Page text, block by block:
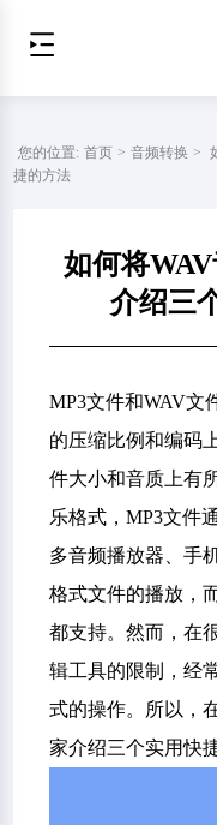
您的位置: 首页 > 音频转换 >
捷的方法
如何将
介绍三
MP3文件和WAV文
的压缩比例和编码
件大小和音质上有
乐格式，MP3文件
多音频播放器、手
格式文件的播放，
都支持。然而，在
辑工具的限制，经
式的操作。所以，
家介绍三个实用快